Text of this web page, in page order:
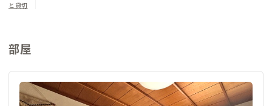
と貸切
部屋